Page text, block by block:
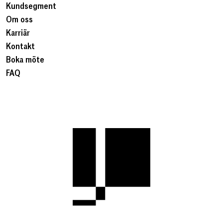
Kundsegment
Om oss
Karriär
Kontakt
Boka möte
FAQ